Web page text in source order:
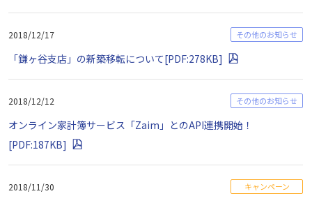
2018/12/17 その他のお知らせ
「鎌ヶ谷支店」の新築移転について[PDF:278KB]
2018/12/12 その他のお知らせ
オンライン家計簿サービス「Zaim」とのAPI連携開始！
[PDF:187KB]
2018/11/30 キャンペーン